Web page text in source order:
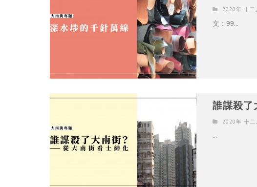
2020年 十二
文：99...
誰謀殺
2020年 十二
...